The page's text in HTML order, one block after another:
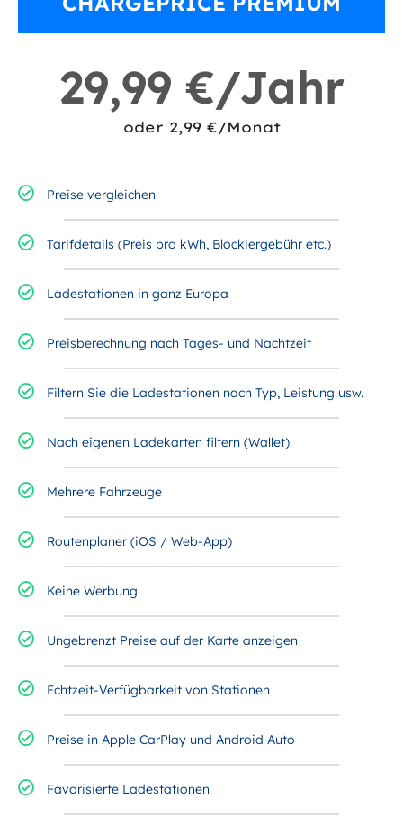
29,99 €/Jahr
oder 2,99 €/Monat
Preise vergleichen
Tarifdetails (Preis pro kWh, Blockiergebühr etc.)
Ladestationen in ganz Europa
Preisberechnung nach Tages- und Nachtzeit
Filtern Sie die Ladestationen nach Typ, Leistung usw.
Nach eigenen Ladekarten filtern (Wallet)
Mehrere Fahrzeuge
Routenplaner (iOS / Web-App)
Keine Werbung
Ungebrenzt Preise auf der Karte anzeigen
Echtzeit-Verfügbarkeit von Stationen
Preise in Apple CarPlay und Android Auto
Favorisierte Ladestationen